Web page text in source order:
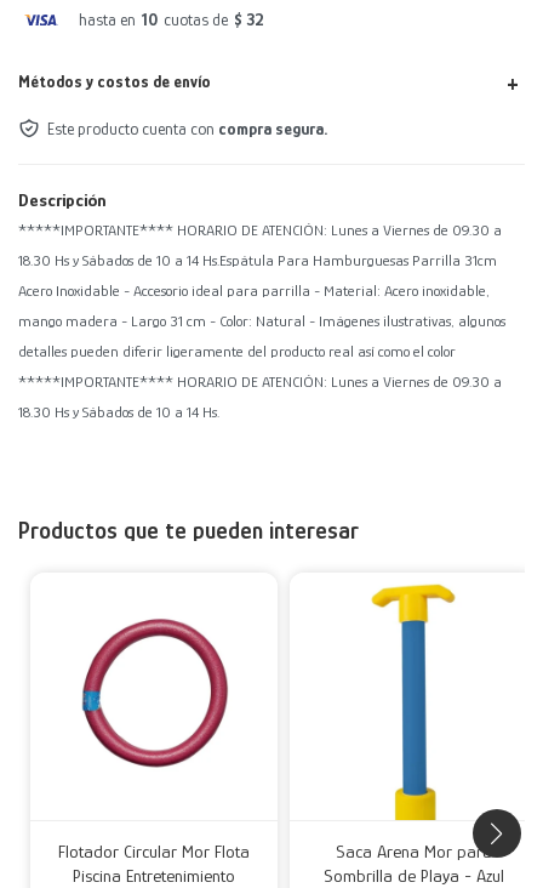
hasta en 10 cuotas de $ 32
Métodos y costos de envío
Este producto cuenta con compra segura.
Descripción
*****IMPORTANTE**** HORARIO DE ATENCIÓN: Lunes a Viernes de 09.30 a
18.30 Hs y Sábados de 10 a 14 Hs.Espátula Para Hamburguesas Parrilla 31cm
Acero Inoxidable - Accesorio ideal para parrilla - Material: Acero inoxidable,
mango madera - Largo 31 cm - Color: Natural - Imágenes ilustrativas, algunos
detalles pueden diferir ligeramente del producto real así como el color
*****IMPORTANTE**** HORARIO DE ATENCIÓN: Lunes a Viernes de 09.30 a
18.30 Hs y Sábados de 10 a 14 Hs.
Productos que te pueden interesar
Flotador Circular Mor Flota
Piscina Entretenimiento
Saca Arena Mor para
Sombrilla de Playa - Azul